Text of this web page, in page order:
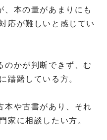
、本の量があまりにも
応が難しいと感じてい
のかが判断できず、む
躊躇している方。
本や古書があり、それ
家に相談したい方。